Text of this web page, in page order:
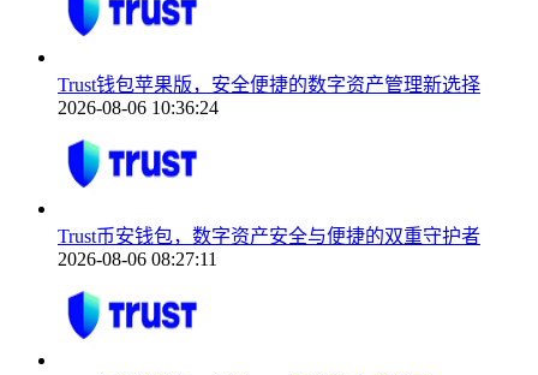
Trust钱包苹果版，安全便捷的数字资产管理新选择
2026-08-06 10:36:24
Trust币安钱包，数字资产安全与便捷的双重守护者
2026-08-06 08:27:11